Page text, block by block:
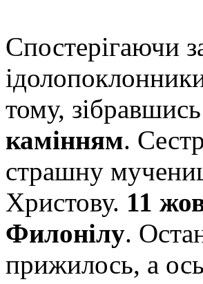
Спостерігаючи
тому,
камінням.
страшну
Христову. 11
Филонілу.
прижилось, а